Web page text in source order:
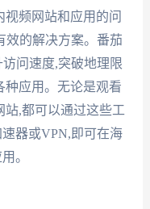
频网站和应用的问
效的解决方案。番茄
问速度,突破地理限
种应用。无论是观看
站,都可以通过这些工
器或VPN,即可在海
。